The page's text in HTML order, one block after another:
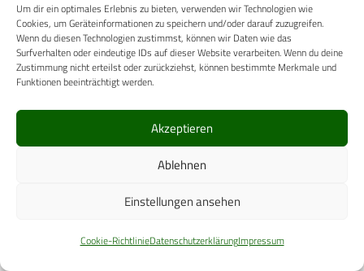
Um dir ein optimales Erlebnis zu bieten, verwenden wir Technologien wie
Cookies, um Geräteinformationen zu speichern und/oder darauf zuzugreifen.
Wenn du diesen Technologien zustimmst, können wir Daten wie das
Surfverhalten oder eindeutige IDs auf dieser Website verarbeiten. Wenn du deine
Zustimmung nicht erteilst oder zurückziehst, können bestimmte Merkmale und
Funktionen beeinträchtigt werden.
Akzeptieren
Ablehnen
Einstellungen ansehen
Cookie-RichtlinieDatenschutzerklärungImpressum
KONTAKT
AUTORENHINWEISE
MEDIADATEN
Datenschutzerklärung